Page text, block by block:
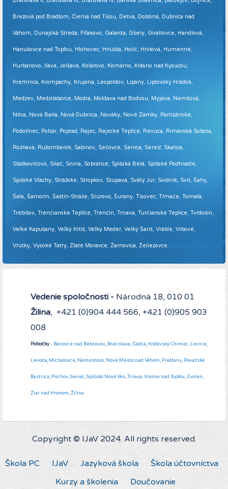
Brezová pod Bradlom, Čierna nad Tisou, Detva, Dobšiná, Dubnica nad
Váhom, Dunajská Streda, Fiľakovo, Galanta, Gbely, Giraltovce, Handlová,
Hanušovce nad Topľou, Hlohovec, Hnúšťa, Holíč, Hriňová, Humenné,
Hurbanovo, Ilava, Jelšava, Kolárovo, Komárno, Krásno nad Kysucou,
Kremnica, Krompachy, Krupina, Leopoldov, Lipany, Liptovský Hrádok,
Medzev, Medzilaborce, Modra, Moldava nad Bodvou, Myjava, Nemšová,
Nitra, Nová Baňa, Nová Dubnica, Nováky, Nové Zámky, Partizánske,
Podolínec, Poltár, Poprad, Rajec, Rajecké Teplice, Revúca, Rimavská Sobota,
Rožňava, Ružomberok, Sabinov, Sečovce, Senica, Sereď, Skalica,
Sládkovičovo, Sliač, Snina, Sobrance, Spišská Belá, Spišské Podhradie,
Spišské Vlachy, Strážske, Stropkov, Stupava, Svätý Jur, Svidník, Svit, Šahy,
Šaľa, Šamorín, Šaštín-Stráže, Štúrovo, Šurany, Tisovec, Tlmače, Tornaľa,
Trebišov, Trenčianske Teplice, Trenčín, Trnava, Turčianske Teplice, Tvrdošín,
Veľké Kapušany, Veľký Krtíš, Veľký Meder, Veľký Šariš, Vráble, Vrbové,
Vrútky, Vysoké Tatry, Zlaté Moravce, Žarnovica, Želiezovce. Viac informácií ...
Vedenie spoločnosti - Národná 18, 010 01
Žilina, +421 (0)904 444 566, +421 (0)905 903
008
Pobočky- Bánovce nad Bebravou, Bratislava,Čadca, Kráľovský Chlmec, Levice,
Levoča, Michalovce, Námestovo. Nové Mesto nad Váhom, Piešťany, Považská
Bystrica, Púchov,Senec,Spišská Nová Ves,Trnava,Vranov nad Topľou,Zvolen,
Žiar nad Hronom,Žilina
Copyright © IJaV 2024. All rights reserved.
Škola PC IJaV Jazyková škola
Škola účtovníctva
Kurzy a školenia
Doučovanie